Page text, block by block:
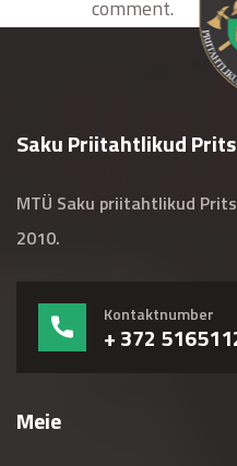
comment.
Saku Priitahtlikud
MTÜ Saku priitahtlikud
2010.
Kontaktnumber
+ 372
Meie